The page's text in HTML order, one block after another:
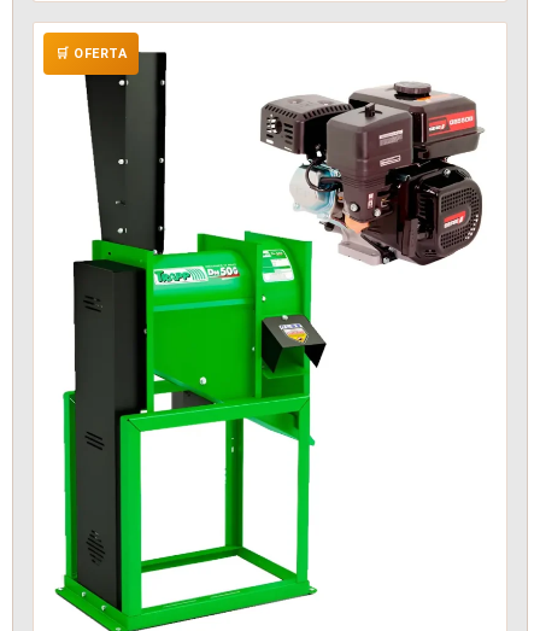
🛒 OFERTA